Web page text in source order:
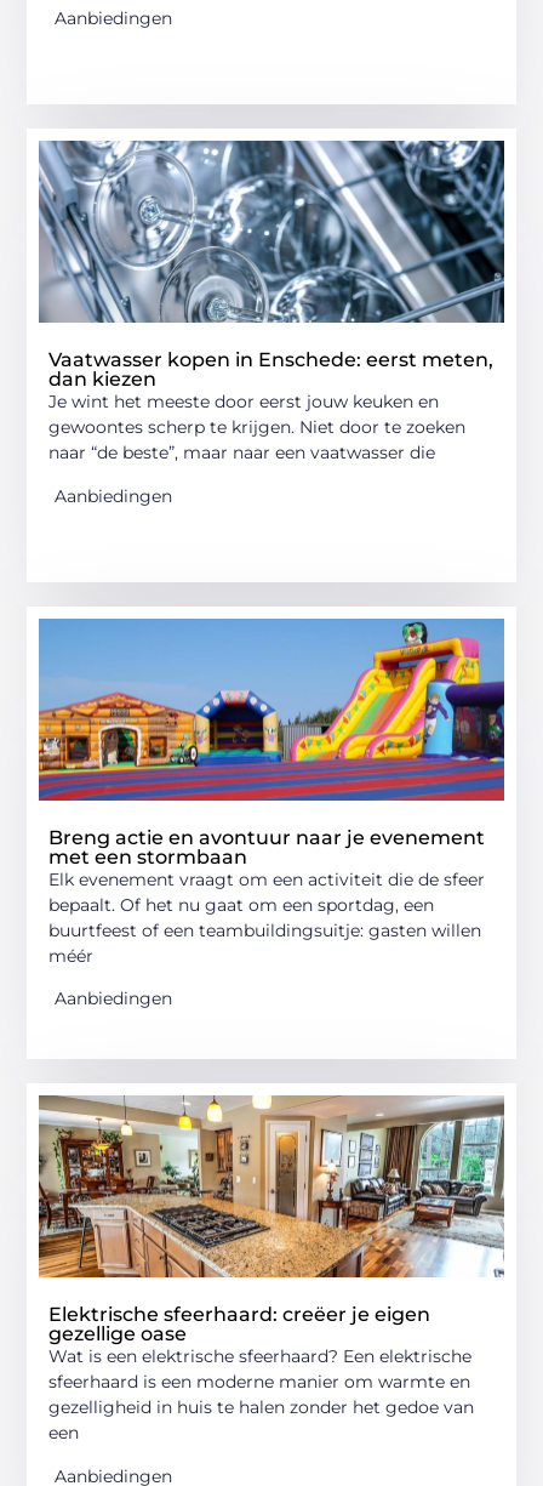
Aanbiedingen
Vaatwasser kopen in Enschede: eerst meten,
dan kiezen
Je wint het meeste door eerst jouw keuken en
gewoontes scherp te krijgen. Niet door te zoeken
naar “de beste”, maar naar een vaatwasser die
Aanbiedingen
Breng actie en avontuur naar je evenement
met een stormbaan
Elk evenement vraagt om een activiteit die de sfeer
bepaalt. Of het nu gaat om een sportdag, een
buurtfeest of een teambuildingsuitje: gasten willen
méér
Aanbiedingen
Elektrische sfeerhaard: creëer je eigen
gezellige oase
Wat is een elektrische sfeerhaard? Een elektrische
sfeerhaard is een moderne manier om warmte en
gezelligheid in huis te halen zonder het gedoe van
een
Aanbiedingen